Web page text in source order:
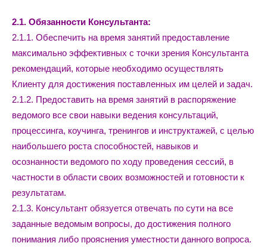
2.1. Обязанности Консультанта:
2.1.1. Обеспечить на время занятий предоставление
максимально эффективных с точки зрения Консультанта
рекомендаций, которые необходимо осуществлять
Клиенту для достижения поставленных им целей и задач.
2.1.2. Предоставить на время занятий в распоряжение
ведомого все свои навыки ведения консультаций,
процессинга, коучинга, тренингов и инструктажей, с целью
наибольшего роста способностей, навыков и
осознанности ведомого по ходу проведения сессий, в
частности в области своих возможностей и готовности к
результатам.
2.1.3. Консультант обязуется отвечать по сути на все
заданные ведомым вопросы, до достижения полного
понимания либо прояснения уместности данного вопроса.